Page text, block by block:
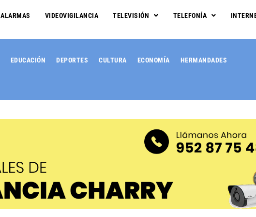
ALARMAS VIDEOVIGILANCIA TELEVISIÓN TELEFONÍA
EDUCACIÓN DEPORTES CULTURA ECONOMÍA HERMANDADES